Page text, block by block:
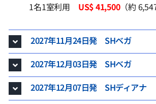
1名1室利用 US$ 41,500（約
2027年11月24日発 SHベガ
2027年12月03日発 SHベガ
2027年12月07日発 SHディアナ